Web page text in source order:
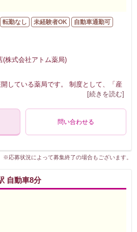
転勤なし 未経験者OK
自動車通勤可
(株式会社アトム薬局)
している薬局です。 制度として、「産
[続きを読む]
問い合わせる
※応募状況によって募集終了の場合もございます。
自動車8分